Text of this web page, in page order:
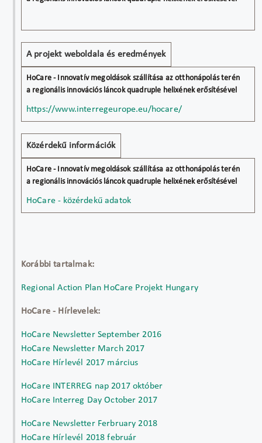
A projekt weboldala és eredmények
https://www.interregeurope.eu/hocare/
Közérdekű információk
HoCare - közérdekű adatok
Korábbi tartalmak:
Regional Action Plan HoCare Projekt Hungary
HoCare - Hírlevelek:
HoCare Newsletter September 2016
HoCare Newsletter March 2017
HoCare Hírlevél 2017 március
HoCare INTERREG nap 2017 október
HoCare Interreg Day October 2017
HoCare Newsletter Ferbruary 2018
HoCare Hírlevél 2018 február